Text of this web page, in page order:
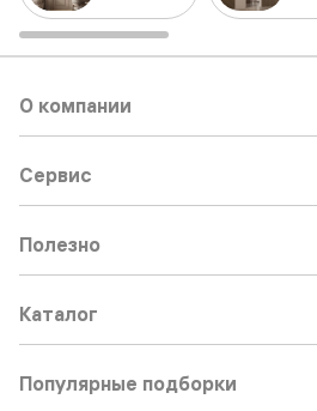
О компании
Сервис
Полезно
Каталог
Популярные подборки